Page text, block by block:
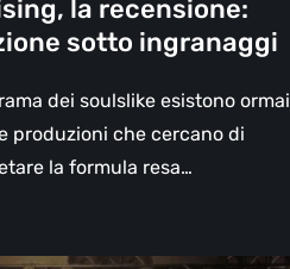
la recensione:
sotto ingranaggi
dei soulslike esistono ormai
produzioni che cercano di
la formula resa…